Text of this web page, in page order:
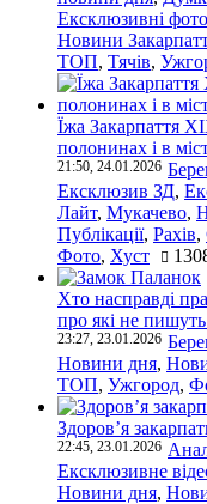
Ексклюзивні фото
Новини
ТОП, Тячів,
Їжа Закарпаття
полонинах і в
21:50, 24.01.2026
Ексклюзив ЗД,
Лайт, Мукачево,
Публікації, Рахів,
Фото, Хуст
Хто насправді
про які не
23:27, 23.01.2026
Новини дня,
ТОП, Ужгород,
Здоров’я
22:45, 23.01.2026
Ексклюзивне
Новини дня,